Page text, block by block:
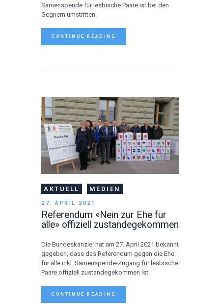
Samenspende für lesbische Paare ist bei den
Gegnern umstritten.
CONTINUE READING
AKTUELL MEDIEN
27. APRIL 2021
Referendum «Nein zur Ehe für
alle» offiziell zustandegekommen
Die Bundeskanzlei hat am 27. April 2021 bekannt
gegeben, dass das Referendum gegen die Ehe
für alle inkl. Samenspende-Zugang für lesbische
Paare offiziell zustandegekommen ist.
CONTINUE READING